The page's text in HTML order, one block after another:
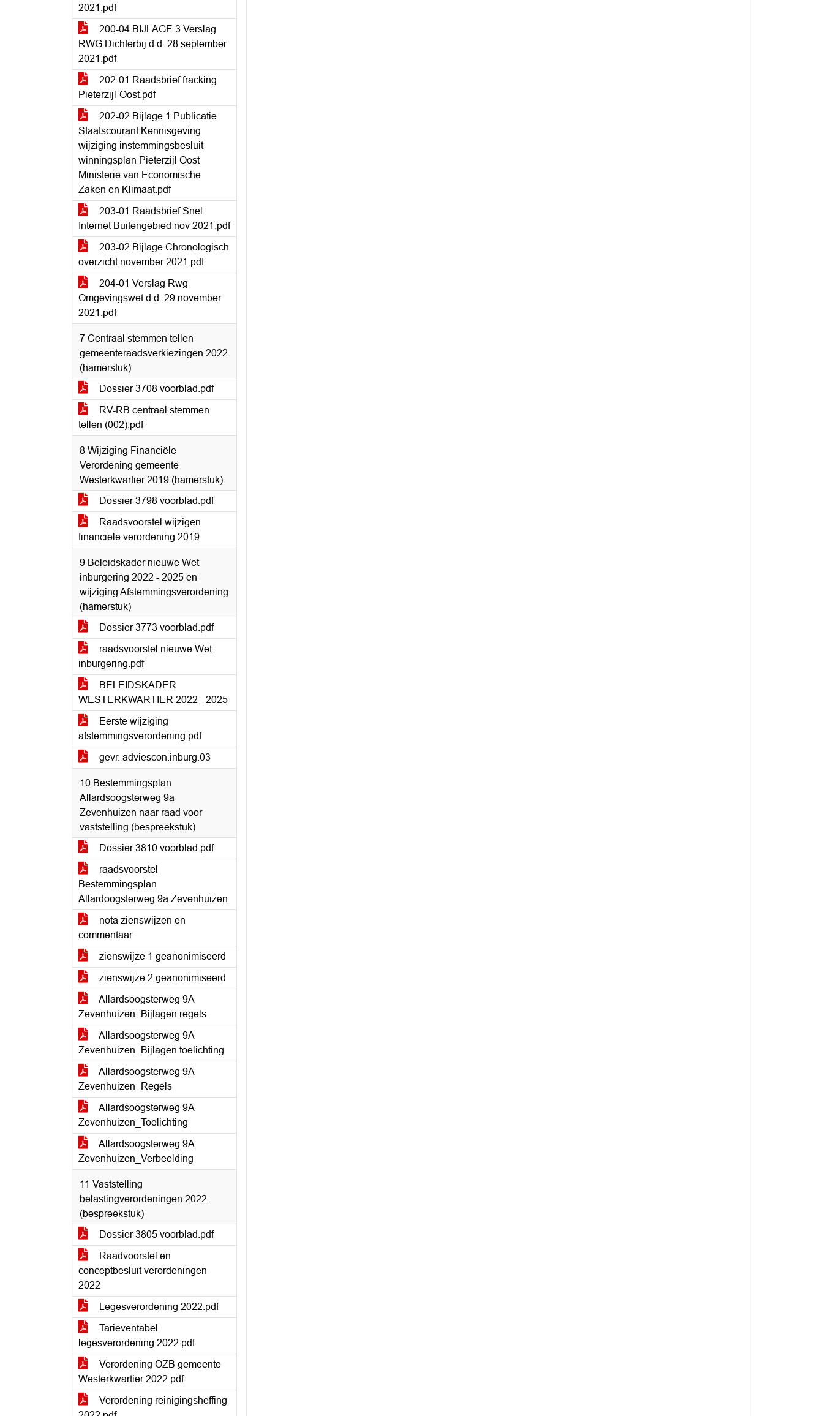
2021.pdf
200-04 BIJLAGE 3 Verslag
RWG Dichterbij d.d. 28 september
2021.pdf
202-01 Raadsbrief fracking
Pieterzijl-Oost.pdf
202-02 Bijlage 1 Publicatie
Staatscourant Kennisgeving
wijziging instemmingsbesluit
winningsplan Pieterzijl Oost
Ministerie van Economische
Zaken en Klimaat.pdf
203-01 Raadsbrief Snel
Internet Buitengebied nov 2021.pdf
203-02 Bijlage Chronologisch
overzicht november 2021.pdf
204-01 Verslag Rwg
Omgevingswet d.d. 29 november
2021.pdf
7 Centraal stemmen tellen
gemeenteraadsverkiezingen 2022
(hamerstuk)
Dossier 3708 voorblad.pdf
RV-RB centraal stemmen
tellen (002).pdf
8 Wijziging Financiële
Verordening gemeente
Westerkwartier 2019 (hamerstuk)
Dossier 3798 voorblad.pdf
Raadsvoorstel wijzigen
financiele verordening 2019
9 Beleidskader nieuwe Wet
inburgering 2022 - 2025 en
wijziging Afstemmingsverordening
(hamerstuk)
Dossier 3773 voorblad.pdf
raadsvoorstel nieuwe Wet
inburgering.pdf
BELEIDSKADER
WESTERKWARTIER 2022 - 2025
Eerste wijziging
afstemmingsverordening.pdf
gevr. adviescon.inburg.03
10 Bestemmingsplan
Allardsoogsterweg 9a
Zevenhuizen naar raad voor
vaststelling (bespreekstuk)
Dossier 3810 voorblad.pdf
raadsvoorstel
Bestemmingsplan
Allardoogsterweg 9a Zevenhuizen
nota zienswijzen en
commentaar
zienswijze 1 geanonimiseerd
zienswijze 2 geanonimiseerd
Allardsoogsterweg 9A
Zevenhuizen_Bijlagen regels
Allardsoogsterweg 9A
Zevenhuizen_Bijlagen toelichting
Allardsoogsterweg 9A
Zevenhuizen_Regels
Allardsoogsterweg 9A
Zevenhuizen_Toelichting
Allardsoogsterweg 9A
Zevenhuizen_Verbeelding
11 Vaststelling
belastingverordeningen 2022
(bespreekstuk)
Dossier 3805 voorblad.pdf
Raadvoorstel en
conceptbesluit verordeningen
2022
Legesverordening 2022.pdf
Tarieventabel
legesverordening 2022.pdf
Verordening OZB gemeente
Westerkwartier 2022.pdf
Verordening reinigingsheffing